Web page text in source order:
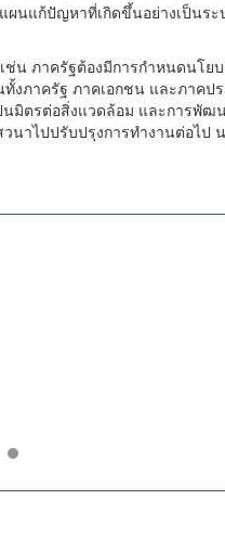
นแก้ปัญหาที่เกิดขึ้นอย่างเป็นร
ภาครัฐต้องมีการกำหนดนโ
ภาครัฐ ภาคเอกชน และภาค
มิตรต่อสิ่งแวดล้อม และการพั
นาไปปรับปรุงการทำงานต่อไป